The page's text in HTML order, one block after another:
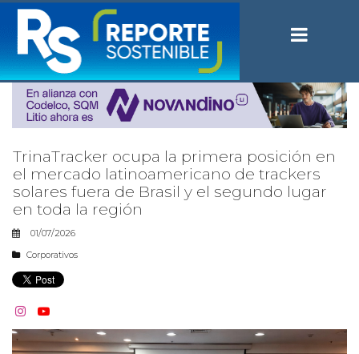
TrinaTracker ocupa la primera posición en
el mercado latinoamericano de trackers
solares fuera de Brasil y el segundo lugar
en toda la región
01/07/2026
Corporativos
 